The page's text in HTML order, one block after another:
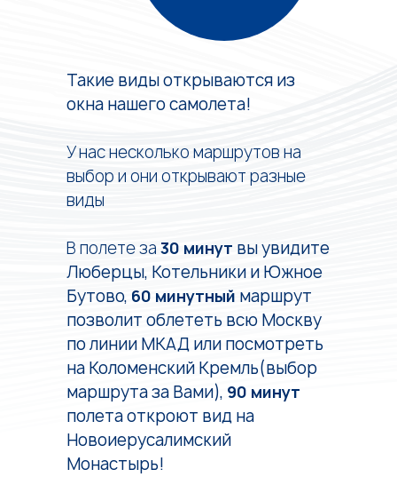
Такие виды открываются из
окна нашего самолета!
У нас несколько маршрутов на
выбор и они открывают разные
виды
В полете за 30 минут вы увидите
Люберцы, Котельники и Южное
Бутово, 60 минутный маршрут
позволит облететь всю Москву
по линии МКАД или посмотреть
на Коломенский Кремль(выбор
маршрута за Вами), 90 минут
полета откроют вид на
Новоиерусалимский
Монастырь!